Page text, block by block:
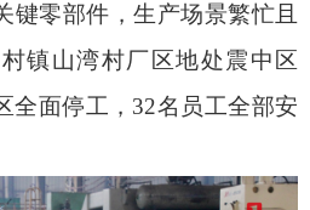
键零部件，生产场景繁忙且
镇山湾村厂区地处震中区
全面停工，32名员工全部安